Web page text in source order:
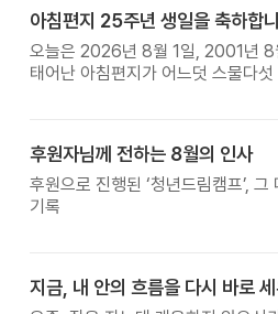
아침편지 25주년 생일을 축하합
오늘은 2026년 8월 1일, 2001년 8
태어난 아침편지가 어느덧 스물다섯
후원자님께 전하는 8월의 인사
후원으로 진행된 ‘청년드림캠프’, 그
기록